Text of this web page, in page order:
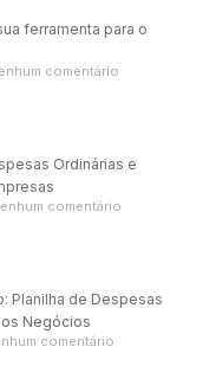
ferramenta para o
comentário
Ordinárias e
comentário
Planilha de Despesas
Negócios
comentário